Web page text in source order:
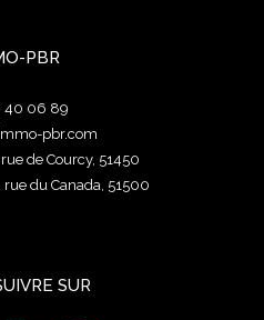
PBR
40 06 89
pbr.com
de Courcy, 51450
rue du Canada, 51500
SUR